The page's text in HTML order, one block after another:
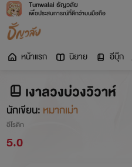
Tunwalai ธัญวลัย
เพื่อประสบการณ์ที่ดีกว่าบนมือถือ
หน้าแรก นิยาย อีบุ๊ก
เงาลวงบ่วงวิวาห์
นักเขียน: หมากเม่า
อีโรติก
5.0